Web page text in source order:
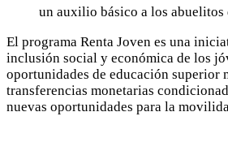
un auxilio básico a los abuelitos
El programa Renta Joven es una
inclusión social y económica de los
oportunidades de educación superior
transferencias monetarias
nuevas oportunidades para la